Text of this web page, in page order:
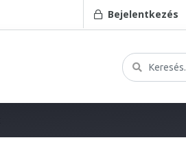
Bejelentkezés